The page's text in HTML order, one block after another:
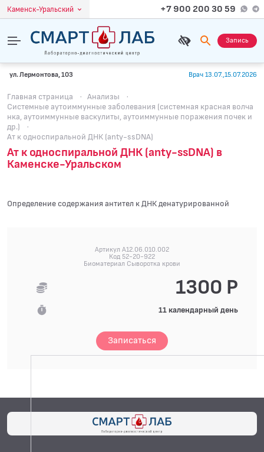
Каменск-Уральский +7 900 200 30 59
Запись
ул. Лермонтова, 103 Врач 13.07.,15.07.2026
Главная страница · Анализы
·
Системные аутоиммунные заболевания (системная красная волча
нка, аутоиммунные васкулиты, аутоиммунные поражения почек и
др.)
·
Ат к односпиральной ДНК (anty-ssDNA)
Ат к односпиральной ДНК (anty-ssDNA) в
Каменске-Уральском
Определение содержания антител к ДНК денатурированной
Артикул A12.06.010.002
Код 52-20-922
Биоматериал Сыворотка крови
1300 Р
11 календарный день
Записаться